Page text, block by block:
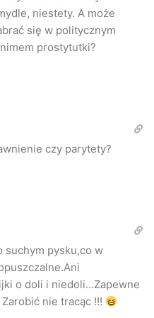
parytetów jest słuszne z
wykształcenia,
niestety. A może
się w politycznym
prostytutki?
czy parytety?
suchym pysku,co w
o doli i niedoli…Zapewne
nie tracąc !!!